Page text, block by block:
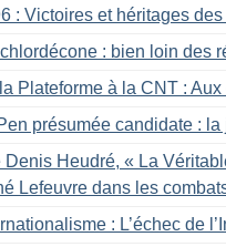
: Victoires et héritages
: bien loin des
Plateforme à la CNT :
présumée candidate :
Denis Heudré, « La
Lefeuvre dans les
: L’échec de